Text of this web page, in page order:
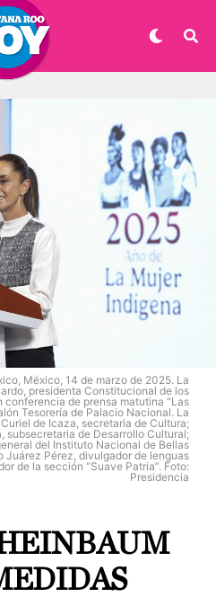
México, 14 de marzo de 2025. La
presidenta Constitucional de los
conferencia de prensa matutina “Las
Tesorería de Palacio Nacional. La
de Icaza, secretaria de Cultura;
subsecretaria de Desarrollo Cultural;
del Instituto Nacional de Bellas
Juárez Pérez, divulgador de lenguas
de la sección “Suave Patria”. Foto:
Presidencia